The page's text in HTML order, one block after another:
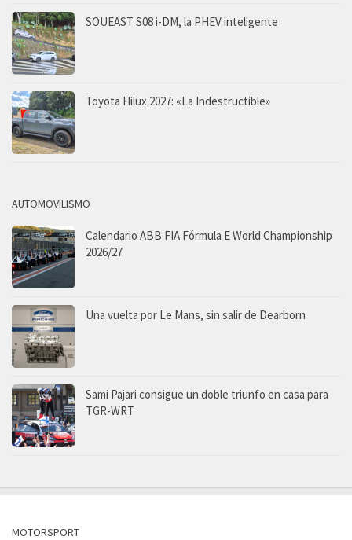
SOUEAST S08 i-DM, la PHEV inteligente
Toyota Hilux 2027: «La Indestructible»
AUTOMOVILISMO
Calendario ABB FIA Fórmula E World Championship
2026/27
Una vuelta por Le Mans, sin salir de Dearborn
Sami Pajari consigue un doble triunfo en casa para
TGR-WRT
MOTORSPORT